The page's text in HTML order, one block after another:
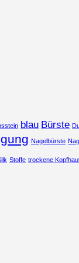
blau Bürste
Nagelbürste
Stoffe trockene